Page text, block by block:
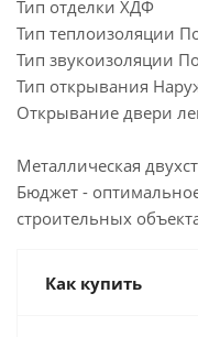
Тип отделки ХДФ
Тип теплоизоляции
Тип звукоизоляции
Тип открывания
Открывание двери
Металлическая
Бюджет -
строительных
Как купить